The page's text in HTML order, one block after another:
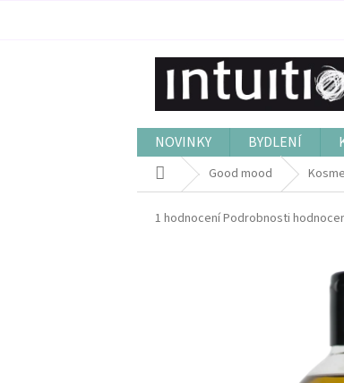
NOVINKY BYDLENÍ
Domů Good mood
Průměrné
1 hodnoceníPodrobnosti